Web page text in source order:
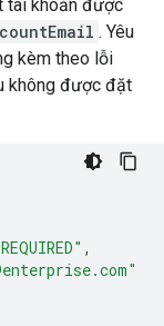
tài khoản được
. Yêu
kèm theo lỗi
không được đặt
,